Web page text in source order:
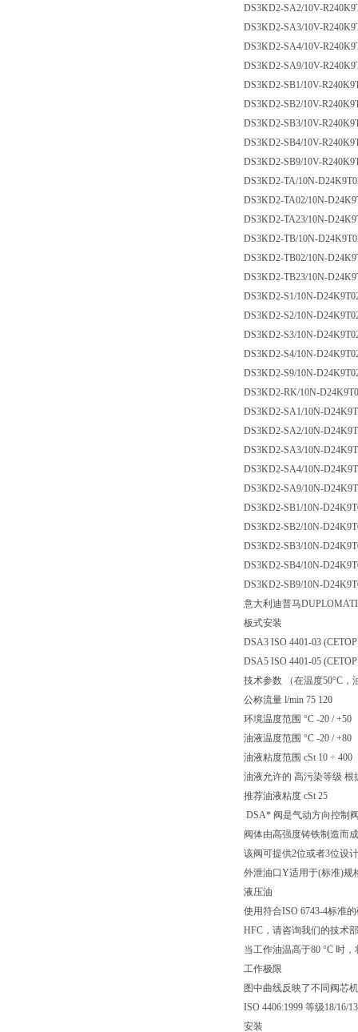
DS3KD2-SA2/10V-
DS3KD2-SA3/10V-
DS3KD2-SA4/10V-
DS3KD2-SA9/10V-
DS3KD2-SB1/10V-
DS3KD2-SB2/10V-
DS3KD2-SB3/10V-
DS3KD2-SB4/10V-
DS3KD2-SB9/10V-
DS3KD2-TA/10N-
DS3KD2-TA02/10N-
DS3KD2-TA23/10N-
DS3KD2-TB/10N-
DS3KD2-TB02/10N-
DS3KD2-TB23/10N-
DS3KD2-S1/10N-
DS3KD2-S2/10N-
DS3KD2-S3/10N-
DS3KD2-S4/10N-
DS3KD2-S9/10N-
DS3KD2-RK/10N-
DS3KD2-SA1/10N-
DS3KD2-SA2/10N-
DS3KD2-SA3/10N-
DS3KD2-SA4/10N-
DS3KD2-SA9/10N-
DS3KD2-SB1/10N-
DS3KD2-SB2/10N-
DS3KD2-SB3/10N-
DS3KD2-SB4/10N-
DS3KD2-SB9/10N-
意大利迪普马
板式安装
DSA3 ISO 4401-03
DSA5 ISO 4401-05
技术参数 （在温度50°C，
公称流量 l/min 75 120
环境温度范围 °C -20 / +50
油液温度范围 °C -20 / +80
油液粘度范围 cSt 10 ÷ 400
油液允许的 高污染等级 根
推荐油液粘度 cSt 25
DSA* 阀是气动方向控制
阀体由高强度铸铁制造而
该阀可提供2位或者3位设
外泄油口Y适用于(标准)规
液压油
使用符合ISO 6743-4标准
HFC，请咨询我们的技术
当工作油温高于80 °C 时
工作极限
图中曲线反映了不同阀芯
ISO 4406:1999 等级18/16/
安装